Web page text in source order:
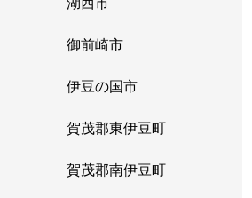
御前崎市
伊豆の国市
賀茂郡東伊豆町
賀茂郡南伊豆町